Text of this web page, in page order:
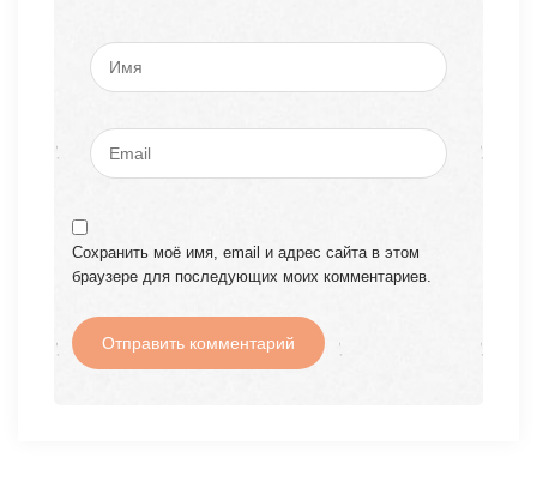
Сохранить моё имя, email и адрес сайта в этом
браузере для последующих моих комментариев.